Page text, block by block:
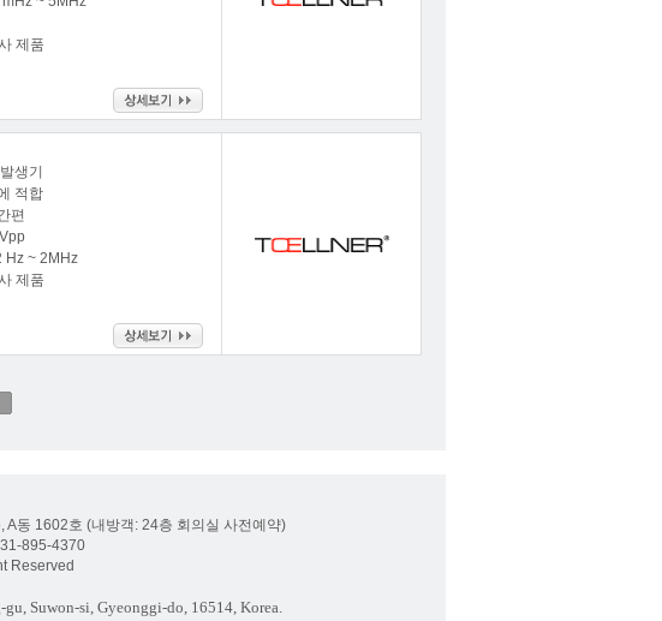
제품
생기
적합
편
Hz ~ 2MHz
제품
A동 1602호 (내방객: 24층 회의실 사전예약)
895-4370
Reserved
Suwon-si, Gyeonggi-do, 16514, Korea.